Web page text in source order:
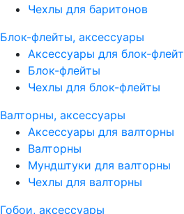
Чехлы для баритонов
Блок-флейты, аксессуары
Аксессуары для блок-флейт
Блок-флейты
Чехлы для блок-флейты
Валторны, аксессуары
Аксессуары для валторны
Валторны
Мундштуки для валторны
Чехлы для валторны
Гобои, аксессуары